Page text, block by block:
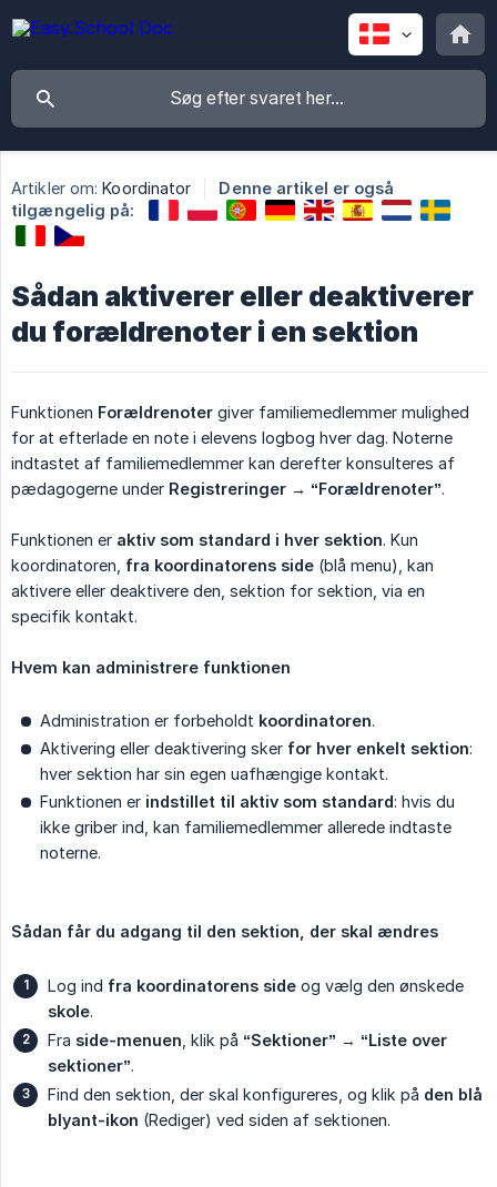
Artikler om: Koordinator
Denne artikel er også
tilgængelig på:
Sådan aktiverer eller deaktiverer
du forældrenoter i en sektion
Funktionen Forældrenoter giver familiemedlemmer mulighed
for at efterlade en note i elevens logbog hver dag. Noterne
indtastet af familiemedlemmer kan derefter konsulteres af
pædagogerne under Registreringer → “Forældrenoter”.
Funktionen er aktiv som standard i hver sektion. Kun
koordinatoren, fra koordinatorens side (blå menu), kan
aktivere eller deaktivere den, sektion for sektion, via en
specifik kontakt.
Hvem kan administrere funktionen
Administration er forbeholdt koordinatoren.
Aktivering eller deaktivering sker for hver enkelt sektion:
hver sektion har sin egen uafhængige kontakt.
Funktionen er indstillet til aktiv som standard: hvis du
ikke griber ind, kan familiemedlemmer allerede indtaste
noterne.
Sådan får du adgang til den sektion, der skal ændres
Log ind fra koordinatorens side og vælg den ønskede
skole.
Fra side-menuen , klik på “Sektioner” → “Liste over
sektioner”.
Find den sektion, der skal konfigureres, og klik på den blå
blyant-ikon (Rediger) ved siden af sektionen.